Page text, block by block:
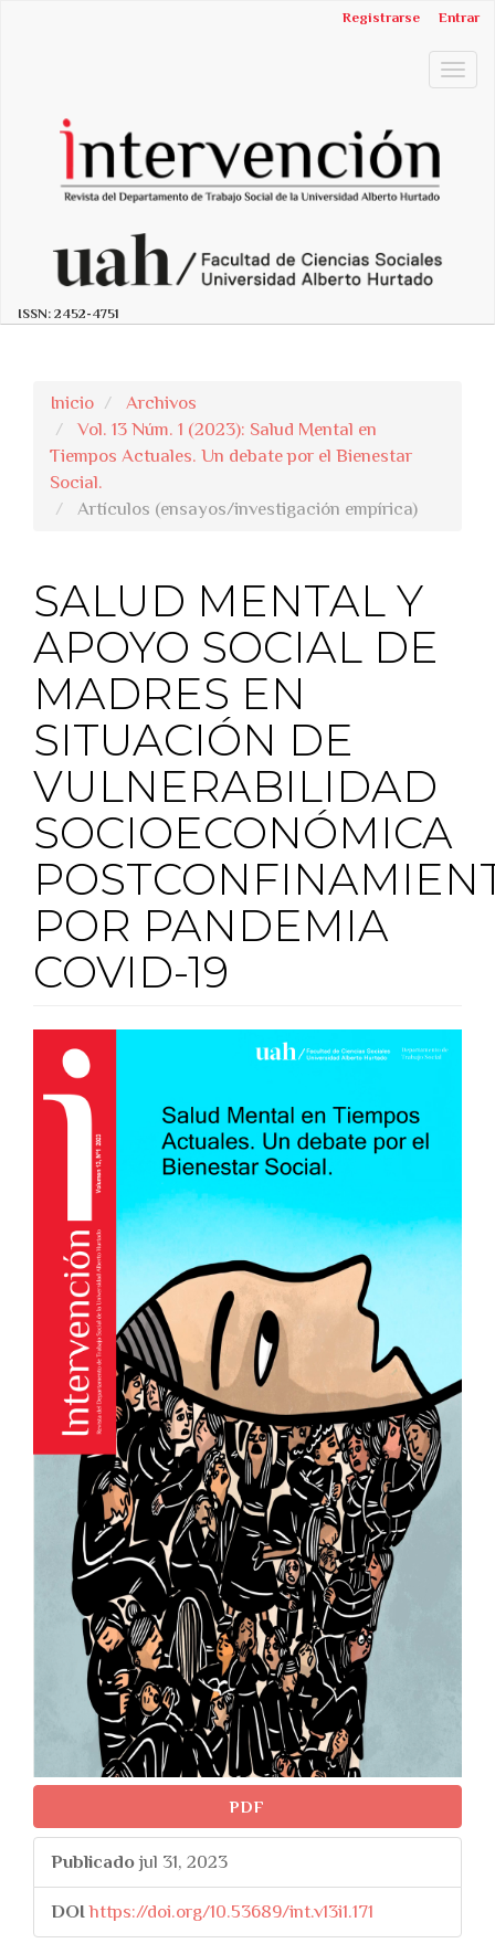
##plugins.themes.bootstrap3.accessible_menu.label##
Registrarse Entrar
ISSN: 2452-4751
Inicio
Archivos
Vol. 13 Núm. 1 (2023): Salud Mental en
Tiempos Actuales. Un debate por el Bienestar
Social.
Artículos (ensayos/investigación empírica)
SALUD MENTAL Y
APOYO SOCIAL DE
MADRES EN
SITUACIÓN DE
VULNERABILIDAD
SOCIOECONÓMICA
POR PANDEMIA
COVID-19
PDF
Publicadojul 31, 2023
DOI https://doi.org/10.53689/int.v13i1.171